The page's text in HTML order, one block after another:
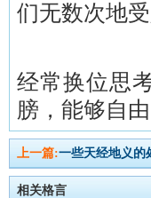
们无数次地
经常换位思
膀，能够自
上一篇:一些天经地义的
相关格言